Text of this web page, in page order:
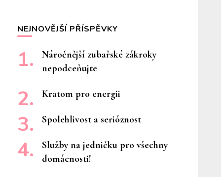
NEJNOVĚJŠÍ PŘÍSPĚVKY
Náročnější zubařské zákroky
nepodceňujte
Kratom pro energii
Spolehlivost a serióznost
Služby na jedničku pro všechny
domácnosti!